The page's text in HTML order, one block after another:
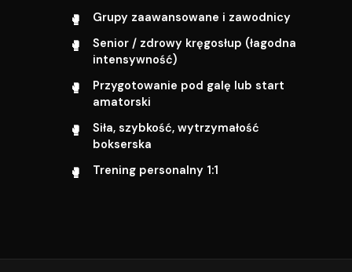
Grupy zaawansowane i zawodnicy
Senior / zdrowy kręgosłup (łagodna
intensywność)
Przygotowanie pod galę lub start
amatorski
Siła, szybkość, wytrzymałość
bokserska
Trening personalny 1:1